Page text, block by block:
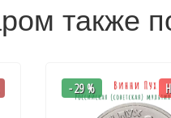
также
- 29 %